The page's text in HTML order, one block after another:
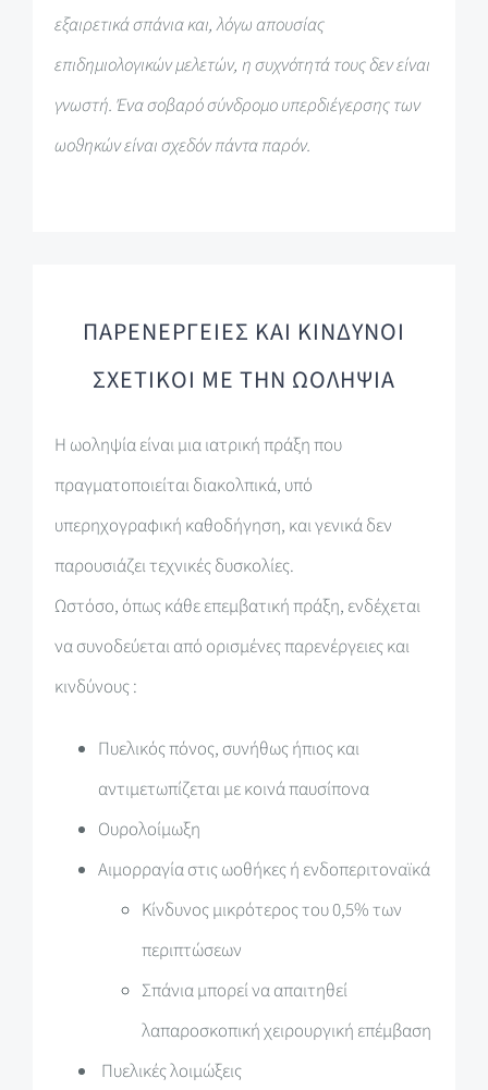
εξαιρετικά σπάνια και, λόγω απουσίας
επιδημιολογικών μελετών, η συχνότητά τους δεν είναι
γνωστή. Ένα σοβαρό σύνδρομο υπερδιέγερσης των
ωοθηκών είναι σχεδόν πάντα παρόν.
ΠΑΡΕΝΕΡΓΕΙΕΣ ΚΑΙ ΚΙΝΔΥΝΟΙ
ΣΧΕΤΙΚΟΙ ΜΕ ΤΗΝ ΩΟΛΗΨΙΑ
Η ωοληψία είναι μια ιατρική πράξη που
πραγματοποιείται διακολπικά, υπό
υπερηχογραφική καθοδήγηση, και γενικά δεν
παρουσιάζει τεχνικές δυσκολίες.
Ωστόσο, όπως κάθε επεμβατική πράξη, ενδέχεται
να συνοδεύεται από ορισμένες παρενέργειες και
κινδύνους :
Πυελικός πόνος, συνήθως ήπιος και
αντιμετωπίζεται με κοινά παυσίπονα
Ουρολοίμωξη
Αιμορραγία στις ωοθήκες ή ενδοπεριτοναϊκά
Κίνδυνος μικρότερος του 0,5% των
περιπτώσεων
Σπάνια μπορεί να απαιτηθεί
λαπαροσκοπική χειρουργική επέμβαση
Πυελικές λοιμώξεις